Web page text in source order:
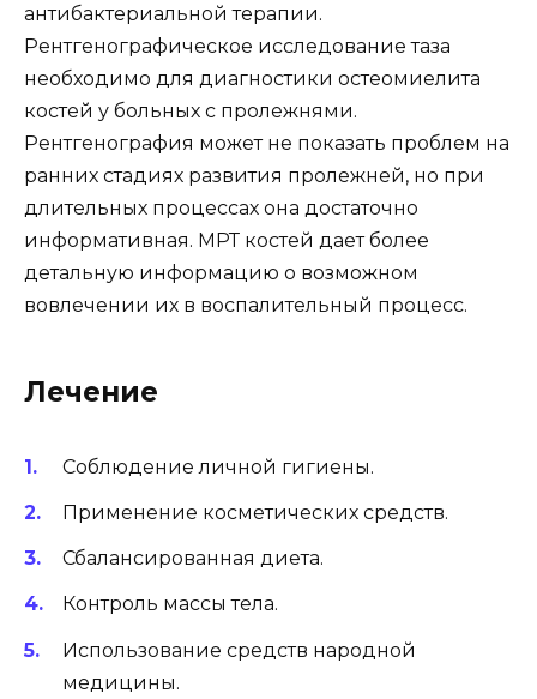
антибактериальной терапии.
Рентгенографическое исследование таза
необходимо для диагностики остеомиелита
костей у больных с пролежнями.
Рентгенография может не показать проблем на
ранних стадиях развития пролежней, но при
длительных процессах она достаточно
информативная. МРТ костей дает более
детальную информацию о возможном
вовлечении их в воспалительный процесс.
Лечение
Соблюдение личной гигиены.
Применение косметических средств.
Сбалансированная диета.
Контроль массы тела.
Использование средств народной
медицины.